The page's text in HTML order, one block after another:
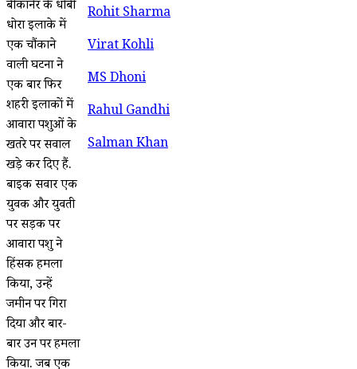
बीकानेर के धोबी
धोरा इलाके में
एक चौंकाने
वाली घटना ने
एक बार फिर
शहरी इलाकों में
आवारा पशुओं के
खतरे पर सवाल
खड़े कर दिए हैं.
बाइक सवार एक
युवक और युवती
पर सड़क पर
आवारा पशु ने
हिंसक हमला
किया, उन्हें
जमीन पर गिरा
दिया और बार-
बार उन पर हमला
Rohit Sharma
Virat Kohli
MS Dhoni
Rahul Gandhi
Salman Khan